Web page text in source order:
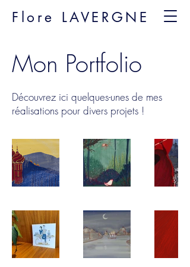
Flore LAVERGNE
Mon Portfolio
Découvrez ici quelques-unes de mes
réalisations pour divers projets !